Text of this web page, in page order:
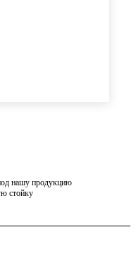
нашу продукцию
стойку